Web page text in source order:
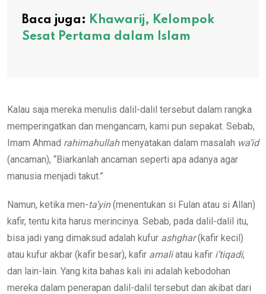
Baca juga: Khawarij, Kelompok
Sesat Pertama dalam Islam
Kalau saja mereka menulis dalil-dalil tersebut dalam rangka
memperingatkan dan mengancam, kami pun sepakat. Sebab,
Imam Ahmad rahimahullahmenyatakan dalam masalah wa’id
(ancaman), “Biarkanlah ancaman seperti apa adanya agar
manusia menjadi takut.”
Namun, ketika men-ta’yin(menentukan si Fulan atau si Allan)
kafir, tentu kita harus merincinya. Sebab, pada dalil-dalil itu,
bisa jadi yang dimaksud adalah kufur ashghar(kafir kecil)
atau kufur akbar (kafir besar), kafir amaliatau kafir i’tiqadi,
dan lain-lain. Yang kita bahas kali ini adalah kebodohan
mereka dalam penerapan dalil-dalil tersebut dan akibat dari